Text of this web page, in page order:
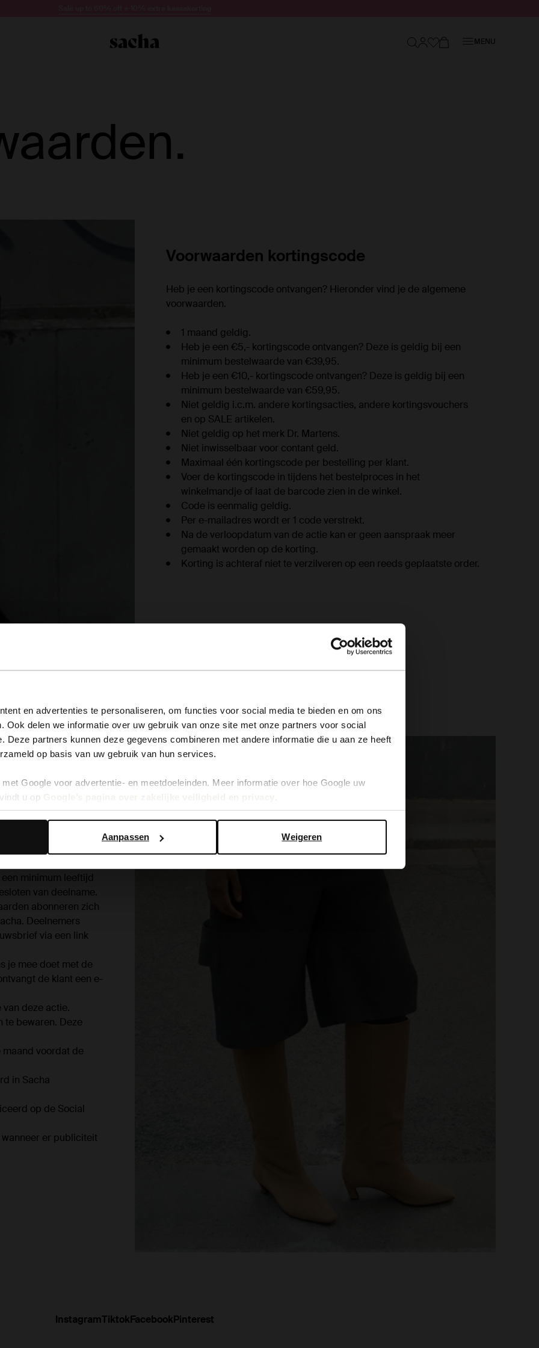
en advertenties te personaliseren, om functies voor social media te bieden en om ons
Ook delen we informatie over uw gebruik van onze site met onze partners voor social
Deze partners kunnen deze gegevens combineren met andere informatie die u aan ze heeft
op basis van uw gebruik van hun services.
Google voor advertentie- en meetdoeleinden. Meer informatie over hoe Google uw
u op
Weigeren
Aanpassen
MENU
Voorwaarden kortingscode
Heb je een kortingscode ontvangen? Hieronder vind je de algemene
voorwaarden.
1 maand geldig.
Heb je een €5,- kortingscode ontvangen? Deze is geldig bij een
minimum bestelwaarde van €39,95.
Heb je een €10,- kortingscode ontvangen? Deze is geldig bij een
minimum bestelwaarde van €59,95.
Niet geldig i.c.m. andere kortingsacties, andere kortingsvouchers
en op SALE artikelen.
Niet geldig op het merk Dr. Martens.
Niet inwisselbaar voor contant geld.
Maximaal één kortingscode per bestelling per klant.
Voer de kortingscode in tijdens het bestelproces in het
winkelmandje of laat de barcode zien in de winkel.
Code is eenmalig geldig.
Per e-mailadres wordt er 1 code verstrekt.
Na de verloopdatum van de actie kan er geen aanspraak meer
gemaakt worden op de korting.
Korting is achteraf niet te verzilveren op een reeds geplaatste order.
deelnemer akkoord
de nieuwsbrief van
terug te
minimum leeftijd
van deelname.
abonneren zich
Deelnemers
via een link
je mee doet met de
de klant een e-
deze actie.
te bewaren. Deze
voordat de
in Sacha
op de Social
er publiciteit
InstagramTiktokFacebookPinterest
View this website in English?
It looks like your language isn't Dutch. Would you like to
switch to English?
Yes, switch to English No, stay in Dutch